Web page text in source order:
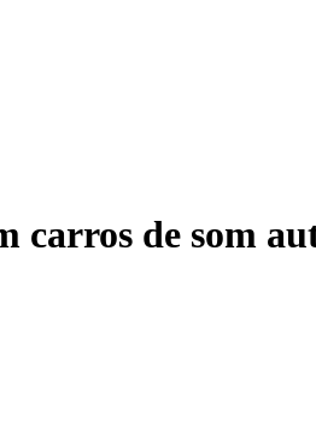
carros de som